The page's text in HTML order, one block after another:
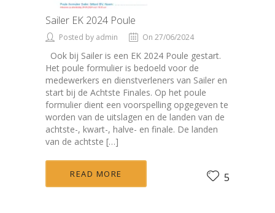
Sailer EK 2024 Poule
Posted by admin On 27/06/2024
Ook bij Sailer is een EK 2024 Poule gestart.
Het poule formulier is bedoeld voor de
medewerkers en dienstverleners van Sailer en
start bij de Achtste Finales. Op het poule
formulier dient een voorspelling opgegeven te
worden van de uitslagen en de landen van de
achtste-, kwart-, halve- en finale. De landen
van de achtste […]
READ MORE 5